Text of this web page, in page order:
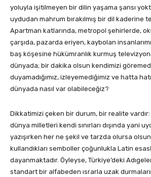
yoluyla işitilmeyen bir dilin yaşama şansı
uydudan mahrum bırakılmış bir dil kaderine
Apartman katlarında, metropol şehirlerde,
çarşıda, pazarda eriyen, kaybolan
baş köşesine hükümranlık kurmuş
dünyada; bir dakika olsun kendimizi
duyamadığımız, izleyemediğimiz ve hatta
dünyada nasıl var olabileceğiz?
Dikkatimizi çeken bir durum, bir realite
dünya milletleri kendi sınırları dışında yani
yazışırken her ne şekil ve tarzda olursa
kullandıkları semboller çoğunlukla Latin
dayanmaktadır. Öyleyse, Türkiye’deki
standart bir alfabeden ısrarla uzak